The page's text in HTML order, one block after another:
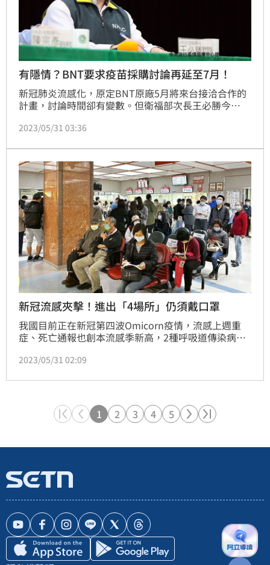
有隱情？BNT要求疫苗採購討論再延至7月！
新冠肺炎流感化，原定BNT原廠5月將來台接洽合作的
計畫，討論時間卻有變數。但衛福部次長王必勝今
但最近BNT公司主動聯繫我方，盼再延後至7月再做討
到年底至少有一種品牌的新冠疫苗可穩定供應。（記者
黃仲丘）
2023/05/31 03:36
新冠流感夾擊！進出「4場所」仍須戴口罩
我國目前正在新冠第四波Omicorn疫情，流感上週重
症、死亡通報也創本流感季新高，2種呼吸道傳染病同
前疫情都處於上升階段。疾管署也確定延續口罩政策，
老人福利機構」等4大場域持續列為應戴口罩場所；不
建議佩戴口罩。（記者：簡浩正）
2023/05/31 02:09
1 2 3 4 5